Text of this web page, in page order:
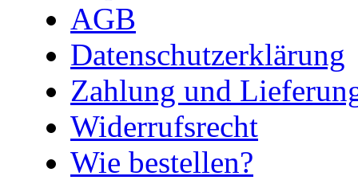
AGB
Datenschutzerklärung
Zahlung und
Widerrufsrecht
Wie bestellen?